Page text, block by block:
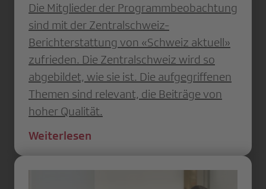
Die Mitglieder der Programmbeobachtung
sind mit der Zentralschweiz-
Berichterstattung von «Schweiz aktuell»
zufrieden. Die Zentralschweiz wird so
abgebildet, wie sie ist. Die aufgegriffenen
Themen sind relevant, die Beiträge von
hoher Qualität.
Weiterlesen